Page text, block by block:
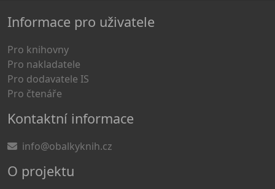
Informace pro uživatele
Pro knihovny
Pro nakladatele
Pro dodavatele IS
Pro čtenáře
Kontaktní informace
info@obalkyknih.cz
O projektu